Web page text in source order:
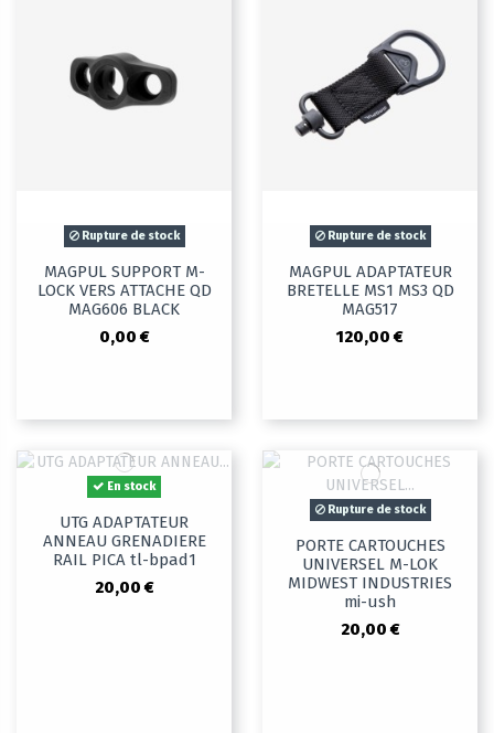
Rupture de stock
MAGPUL SUPPORT M-
LOCK VERS ATTACHE QD
MAG606 BLACK
0,00 €
Rupture de stock
MAGPUL ADAPTATEUR
BRETELLE MS1 MS3 QD
MAG517
120,00 €
En stock
UTG ADAPTATEUR
ANNEAU GRENADIERE
RAIL PICA tl-bpad1
20,00 €
Rupture de stock
PORTE CARTOUCHES
UNIVERSEL M-LOK
MIDWEST INDUSTRIES
mi-ush
20,00 €